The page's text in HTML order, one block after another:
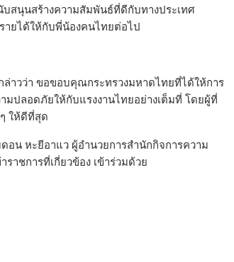
สนุนสร้างความสัมพันธ์ที่ดีกับทางประเทศ
ายได้ให้กับพี่น้องคนไทยต่อไป
ล่าวว่า ขอขอบคุณกระทรวงมหาดไทยที่ได้ให้การ
มปลอดภัยให้กับแรงงานไทยอย่างเต็มที่ โดยผู้ที่
ให้ดีที่สุด
อน หะยีอาแว ผู้อำนวยการสำนักกิจการความ
าชการที่เกี่ยวข้อง เข้าร่วมด้วย